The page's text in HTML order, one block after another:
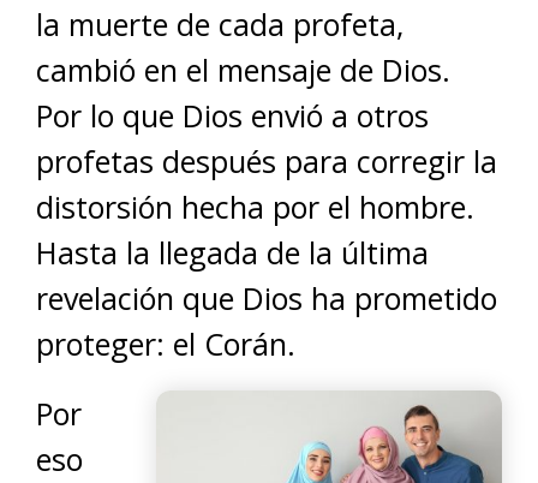
la muerte de cada profeta,
cambió en el mensaje de Dios.
Por lo que Dios envió a otros
profetas después para corregir la
distorsión hecha por el hombre.
Hasta la llegada de la última
revelación que Dios ha prometido
proteger: el Corán.
Por
eso